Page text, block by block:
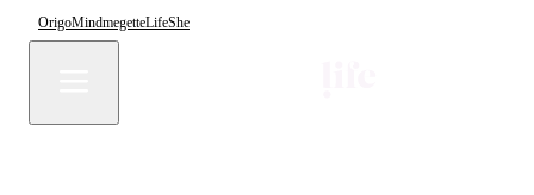
OrigoMindmegetteLifeShe